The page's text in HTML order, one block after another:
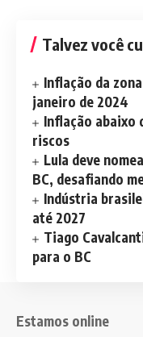
Talvez você
Inflação da
janeiro de 2024
Inflação abaixo
riscos
Lula deve
BC, desafiando
Indústria
até 2027
Tiago
para o BC
Estamos online